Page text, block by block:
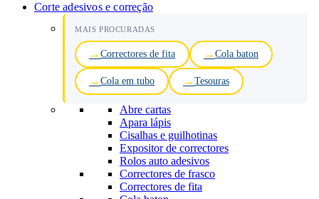
Corte adesivos e correção
MAIS PROCURADAS
Correctores de fita Cola baton
Cola em tubo Tesouras
Abre cartas
Apara lápis
Cisalhas e guilhotinas
Expositor de correctores
Rolos auto adesivos
Correctores de frasco
Correctores de fita